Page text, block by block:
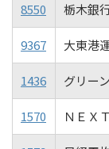
8550 栃木銀
9367 大東港
1436 グリー
1570 ＮＥＸ